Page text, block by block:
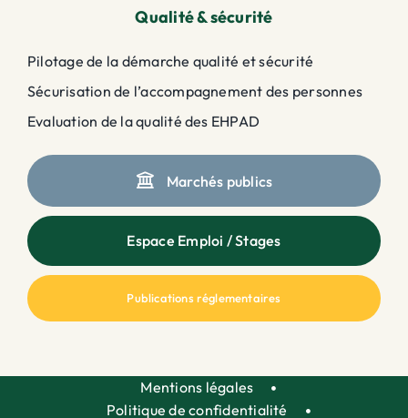
Qualité & sécurité
Pilotage de la démarche qualité et sécurité
Sécurisation de l’accompagnement des personnes
Evaluation de la qualité des EHPAD
Marchés publics
Espace Emploi / Stages
Publications réglementaires
Mentions légales
Politique de confidentialité